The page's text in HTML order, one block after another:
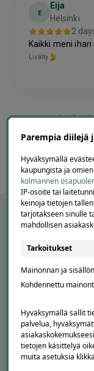
E
Eija
Helsinki
2
Kaikki meni
Lisätty
6
APUA JA
Peruuta
Parempia diilejä
Hyväksymällä
kaupungista ja
kolmannen
IP-osoite tai
keinoja tietojen
tarjotakseen sinulle
mahdollisen
Tarkoitukset
Mainonnan ja
Kohdennettu
Hyväksymällä sallit
palvelua,
tietojen käsittelyä
muita asetuksia